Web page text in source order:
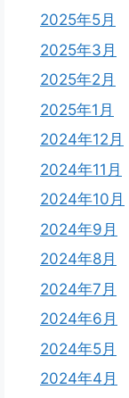
2025年5月
2025年3月
2025年2月
2025年1月
2024年12月
2024年11月
2024年10月
2024年9月
2024年8月
2024年7月
2024年6月
2024年5月
2024年4月